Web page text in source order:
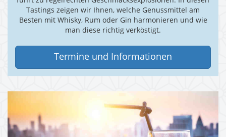
Tastings zeigen wir Ihnen, welche Genussmittel am
Besten mit Whisky, Rum oder Gin harmonieren und wie
man diese richtig verköstigt.
Termine und Informationen